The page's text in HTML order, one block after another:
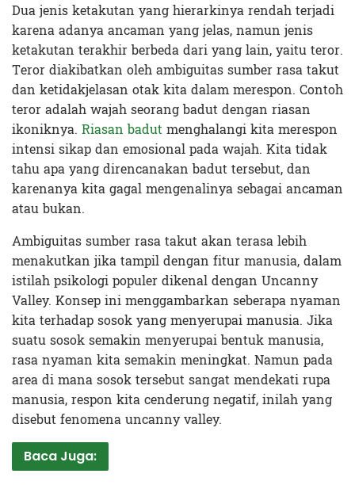
Dua jenis ketakutan yang hierarkinya rendah terjadi
karena adanya ancaman yang jelas, namun jenis
ketakutan terakhir berbeda dari yang lain, yaitu teror.
Teror diakibatkan oleh ambiguitas sumber rasa takut
dan ketidakjelasan otak kita dalam merespon. Contoh
teror adalah wajah seorang badut dengan riasan
ikoniknya. Riasan badutmenghalangi kita merespon
intensi sikap dan emosional pada wajah. Kita tidak
tahu apa yang direncanakan badut tersebut, dan
karenanya kita gagal mengenalinya sebagai ancaman
atau bukan.
Ambiguitas sumber rasa takut akan terasa lebih
menakutkan jika tampil dengan fitur manusia, dalam
istilah psikologi populer dikenal dengan Uncanny
Valley. Konsep ini menggambarkan seberapa nyaman
kita terhadap sosok yang menyerupai manusia. Jika
suatu sosok semakin menyerupai bentuk manusia,
rasa nyaman kita semakin meningkat. Namun pada
area di mana sosok tersebut sangat mendekati rupa
manusia, respon kita cenderung negatif, inilah yang
disebut fenomena uncanny valley.
Baca Juga: